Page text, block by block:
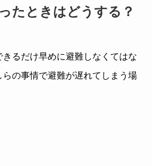
たときはどうする？
るだけ早めに避難しなくてはな
の事情で避難が遅れてしまう場